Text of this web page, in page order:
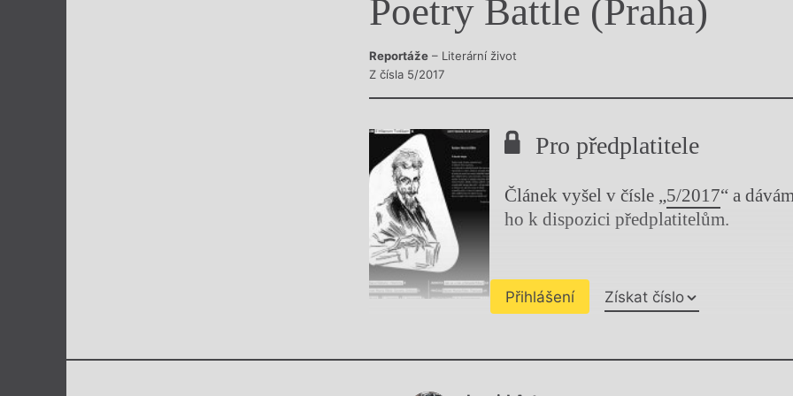
Výroční cenyPoetry Battle (Praha)
Reportáže – Literární život
Z čísla 5/2017
Pro předplatitele
Článek vyšel v čísle „5/2017“ a
ho k dispozici předplatitelům.
Přihlášení Získat číslo
Chviličku.